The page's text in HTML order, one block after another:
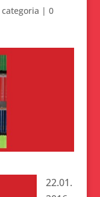
categoria | 0
22.01.